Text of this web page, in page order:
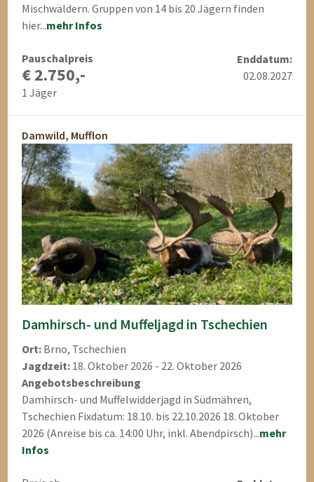
Mischwäldern. Gruppen von 14 bis 20 Jägern finden
hier...mehr Infos
Pauschalpreis
€ 2.750,-
1 Jäger
Enddatum:
02.08.2027
Damwild, Mufflon
Damhirsch- und Muffeljagd in Tschechien
Ort: Brno, Tschechien
Jagdzeit: 18. Oktober 2026 - 22. Oktober 2026
Angebotsbeschreibung
Damhirsch- und Muffelwidderjagd in Südmähren,
Tschechien Fixdatum: 18.10. bis 22.10.2026 18. Oktober
2026 (Anreise bis ca. 14:00 Uhr, inkl. Abendpirsch)...mehr
Infos